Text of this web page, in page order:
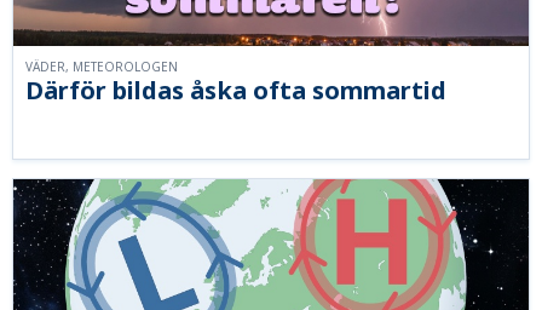
Därför bildas åska ofta sommartid
VÄDER, METEOROLOGEN